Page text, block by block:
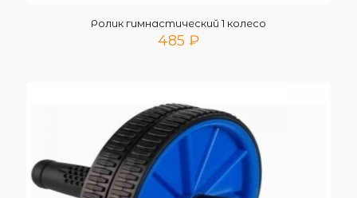
Ролик гимнастический 1 колесо
485 ₽